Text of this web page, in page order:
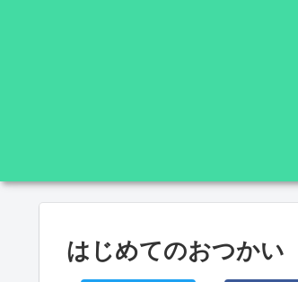
はじめてのおつかい